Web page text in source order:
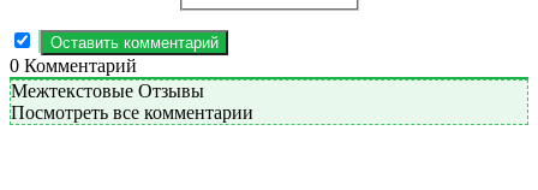
0 Комментарий
Межтекстовые Отзывы
Посмотреть все комментарии